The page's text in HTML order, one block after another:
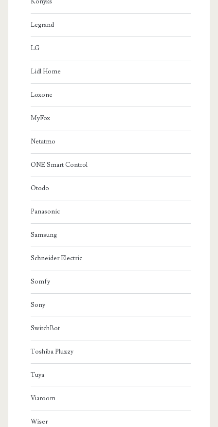
Konyks
Legrand
LG
Lidl Home
Loxone
MyFox
Netatmo
ONE Smart Control
Otodo
Panasonic
Samsung
Schneider Electric
Somfy
Sony
SwitchBot
Toshiba Pluzzy
Tuya
Viaroom
Wiser